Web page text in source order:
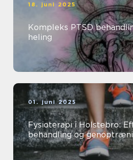
18. juni 2025
Kompleks PTSD
heling
01. juni 2025
Fysioterapi i Holstebro:
behandling og